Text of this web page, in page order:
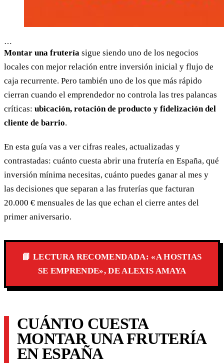
…
Montar una frutería sigue siendo uno de los negocios
locales con mejor relación entre inversión inicial y flujo de
caja recurrente. Pero también uno de los que más rápido
cierran cuando el emprendedor no controla las tres palancas
críticas: ubicación, rotación de producto y fidelización del
cliente de barrio.
En esta guía vas a ver cifras reales, actualizadas y
contrastadas: cuánto cuesta abrir una frutería en España, qué
inversión mínima necesitas, cuánto puedes ganar al mes y
las decisiones que separan a las fruterías que facturan
20.000 € mensuales de las que echan el cierre antes del
primer aniversario.
📘 LECTURA RECOMENDADA: «A HOSTIAS
SE EMPRENDE», DE ALEXIS AMAYA
CUÁNTO CUESTA
MONTAR UNA FRUTERÍA
EN ESPAÑA